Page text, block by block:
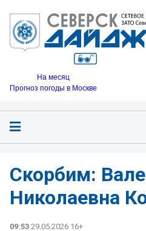
На месяц
Прогноз погоды в Москве
Скорбим:
Николаевна
09:53 29.05.2026 16+